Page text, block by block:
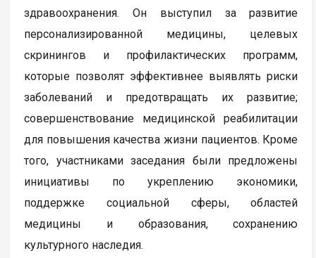
здравоохранения. Он выступил за развитие
персонализированной медицины, целевых
скринингов и профилактических программ,
которые позволят эффективнее выявлять риски
заболеваний и предотвращать их развитие;
совершенствование медицинской реабилитации
для повышения качества жизни пациентов. Кроме
того, участниками заседания были предложены
инициативы по укреплению экономики,
поддержке социальной сферы, областей
медицины и образования, сохранению
культурного наследия.